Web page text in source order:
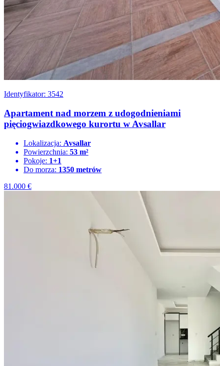
Identyfikator: 3542
Apartament nad morzem z udogodnieniami
pięciogwiazdkowego kurortu w Avsallar
Lokalizacja: Avsallar
Powierzchnia: 53 m²
Pokoje: 1+1
Do morza: 1350 metrów
81.000 €